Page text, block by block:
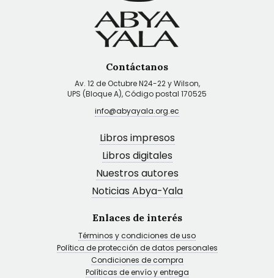
Contáctanos
Av. 12 de Octubre N24-22 y Wilson,
UPS (Bloque A), Código postal 170525
info@abyayala.org.ec
Libros impresos
Libros digitales
Nuestros autores
Noticias Abya-Yala
Enlaces de interés
Términos y condiciones de uso
Política de protección de datos personales
Condiciones de compra
Políticas de envío y entrega